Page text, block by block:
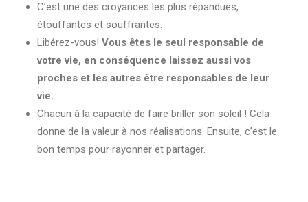
C’est une des croyances les plus répandues,
étouffantes et souffrantes.
Libérez-vous! Vous êtes le seul responsable de
votre vie, en conséquence laissez aussi vos
proches et les autres être responsables de leur
vie.
Chacun à la capacité de faire briller son soleil ! Cela
donne de la valeur à nos réalisations. Ensuite, c’est le
bon temps pour rayonner et partager.